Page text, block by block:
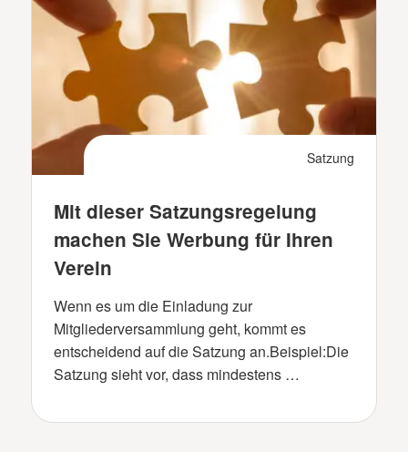
Satzung
Mit dieser Satzungsregelung
machen Sie Werbung für Ihren
Verein
Wenn es um die Einladung zur
Mitgliederversammlung geht, kommt es
entscheidend auf die Satzung an.Beispiel:Die
Satzung sieht vor, dass mindestens …